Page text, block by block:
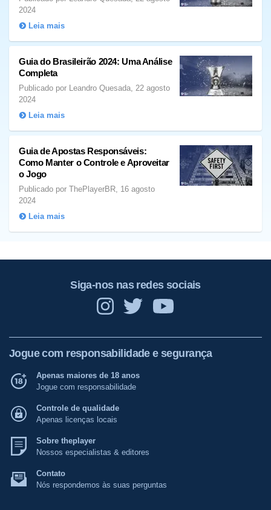
2024
Leia mais
Guia do Brasileirão 2024: Uma Análise
Completa
Publicado por Leandro Quesada, 22 agosto
2024
Leia mais
Guia de Apostas Responsáveis:
Como Manter o Controle e Aproveitar
o Jogo
Publicado por ThePlayerBR, 16 agosto
2024
Leia mais
Siga-nos nas redes sociais
Jogue com responsabilidade e segurança
Apenas maiores de 18 anos
Jogue com responsabilidade
Controle de qualidade
Apenas licenças locais
Sobre theplayer
Nossos especialistas & editores
Contato
Nós respondemos às suas perguntas